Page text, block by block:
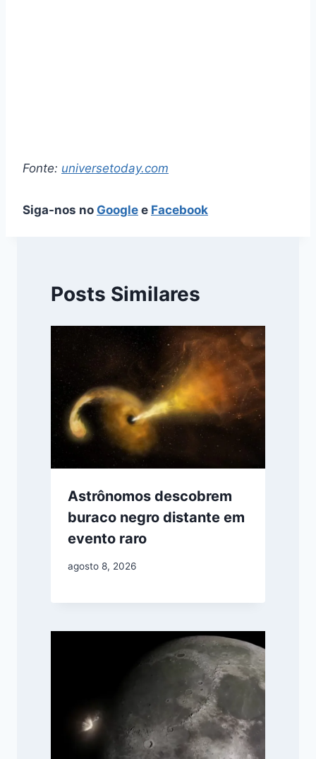
Fonte: universetoday.com
Siga-nos no Google e Facebook
Posts Similares
Astrônomos descobrem
buraco negro distante em
evento raro
agosto 8, 2026